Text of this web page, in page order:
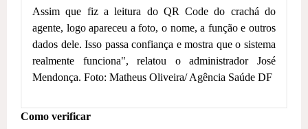
Assim que fiz a leitura do QR Code do crachá do
agente, logo apareceu a foto, o nome, a função e outros
dados dele. Isso passa confiança e mostra que o sistema
realmente funciona", relatou o administrador José
Mendonça. Foto: Matheus Oliveira/ Agência Saúde DF
Como verificar